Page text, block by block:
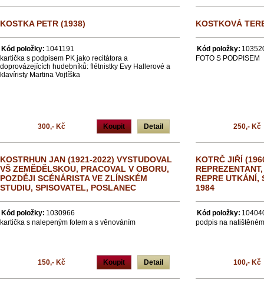
KOSTKA PETR (1938)
Kód položky: 1041191
kartička s podpisem PK jako recitátora a
doprovázejících hudebníků: flétnistky Evy Hallerové a
klavíristy Martina Vojtíška
Koupit Detail
300,- Kč
KOSTKOVÁ
Kód položky:
FOTO S PODPISEM
250,- Kč
KOSTRHUN JAN (1921-2022) VYSTUDOVAL
VŠ ZEMĚDĚLSKOU, PRACOVAL V OBORU,
POZDĚJI SCÉNÁRISTA VE ZLÍNSKÉM
STUDIU, SPISOVATEL, POSLANEC
Kód položky: 1030966
kartička s nalepeným fotem a s věnováním
Koupit Detail
150,- Kč
KOTRČ JIŘÍ
REPRE UTKÁNÍ,
1984
Kód položky:
podpis na
100,- Kč